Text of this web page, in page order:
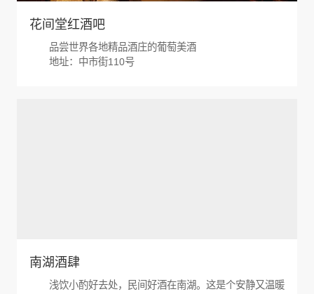
花间堂红酒吧
品尝世界各地精品酒庄的葡萄美酒
地址：中市街110号
南湖酒肆
浅饮小酌好去处，民间好酒在南湖。这是个安静又温暖